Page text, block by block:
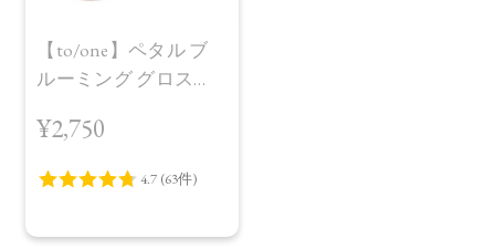
【to/one】ペタル ブ
ルーミング グロス
¥2,750